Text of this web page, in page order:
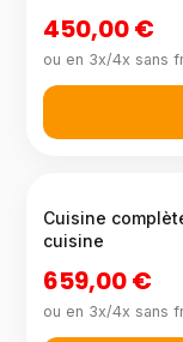
450,00 €
ou en 3x/4x sans
Cuisine
cuisine
659,00 €
ou en 3x/4x sans